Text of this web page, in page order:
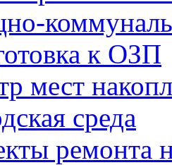
к ОЗП
мест
среда
ремонта